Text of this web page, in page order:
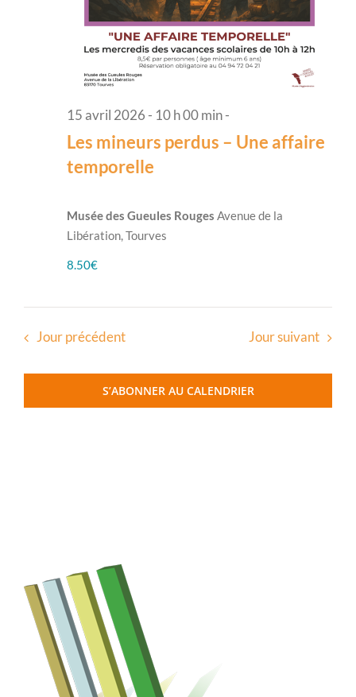
Les mineurs perdus – Une affaire
temporelle
15 avril 2026 - 10 h 00 min -
Musée des Gueules Rouges Avenue de la
Libération, Tourves
8.50€
Jour précédent Jour suivant
S’ABONNER AU CALENDRIER